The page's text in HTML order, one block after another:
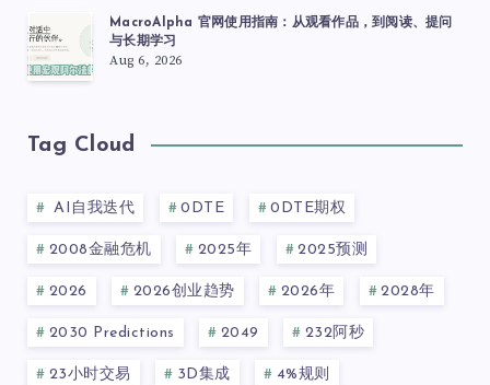
MacroAlpha 官网使用指南：从观看作品，到阅读、提问
与长期学习
Aug 6, 2026
Tag Cloud
AI自我迭代 0DTE 0DTE期权
2008金融危机 2025年 2025预测
2026 2026创业趋势 2026年 2028年
2030 Predictions 2049 232阿秒
23小时交易 3D集成 4%规则